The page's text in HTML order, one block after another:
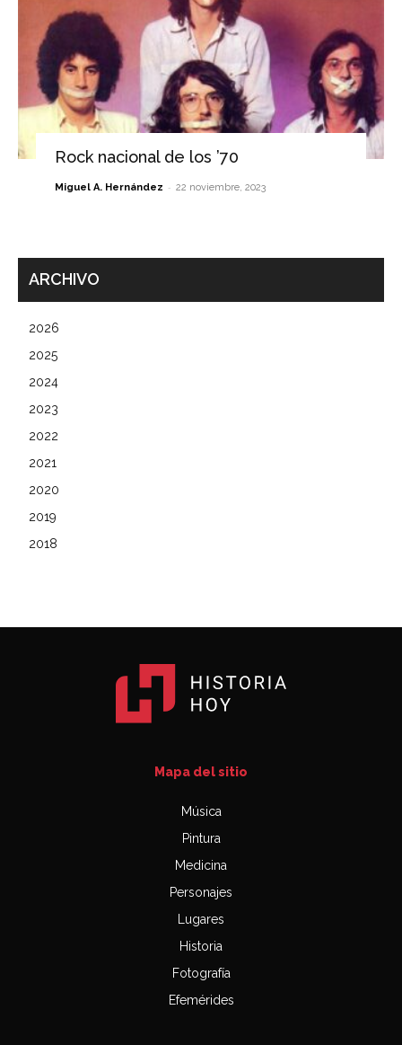
Rock nacional de los ’70
Miguel A. Hernández - 22 noviembre, 2023
ARCHIVO
2026
2025
2024
2023
2022
2021
2020
2019
2018
Mapa del sitio
Música
Pintura
Medicina
Personajes
Lugares
Historia
Fotografía
Efemérides